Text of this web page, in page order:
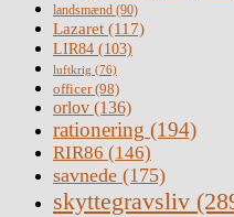
landsmænd (90)
Lazaret (117)
LIR84 (103)
luftkrig (76)
officer(98)
orlov (136)
rationering (194)
RIR86 (146)
savnede (175)
skyttegravsliv